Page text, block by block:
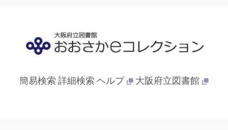
簡易検索 詳細検索 ヘルプ 大阪府立図書館